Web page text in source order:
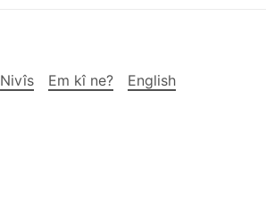
Nivîs Em kî ne?
English